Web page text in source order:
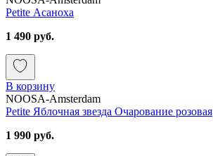
Petite Асаноха
1 490 руб.
В корзину
NOOSA-Amsterdam
Petite Яблочная звезда Очарование розовая
1 990 руб.